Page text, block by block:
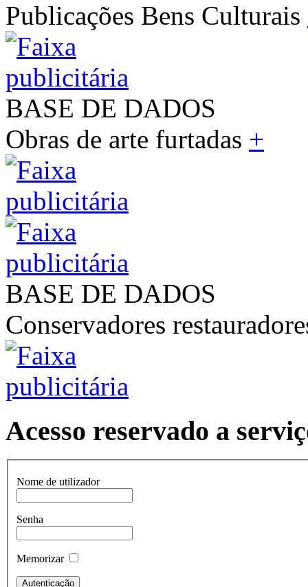
Publicações Bens Culturais
BASE DE DADOS
Obras de arte furtadas +
BASE DE DADOS
Conservadores
Acesso reservado a
Nome de utilizador
Senha
Memorizar